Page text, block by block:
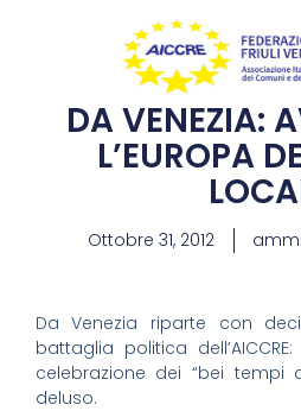
DA VENEZIA:
L’EUROPA
Ottobre 31, 2012
Da Venezia riparte con
battaglia politica
celebrazione dei “bei tempi
deluso.